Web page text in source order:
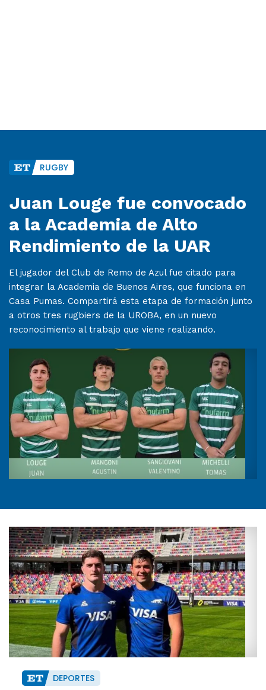
RUGBY
Juan Louge fue convocado
a la Academia de Alto
Rendimiento de la UAR
El jugador del Club de Remo de Azul fue citado para
integrar la Academia de Buenos Aires, que funciona en
Casa Pumas. Compartirá esta etapa de formación junto
a otros tres rugbiers de la UROBA, en un nuevo
reconocimiento al trabajo que viene realizando.
DEPORTES